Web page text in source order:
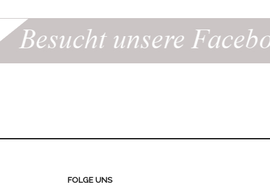
FOLGE UNS